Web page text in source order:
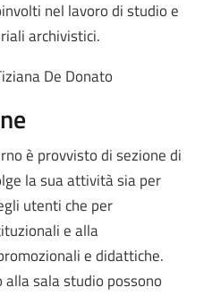
nel lavoro di studio e
archivistici.
De Donato
è provvisto di sezione di
la sua attività sia per
utenti che per
e alla
e didattiche.
alla sala studio possono